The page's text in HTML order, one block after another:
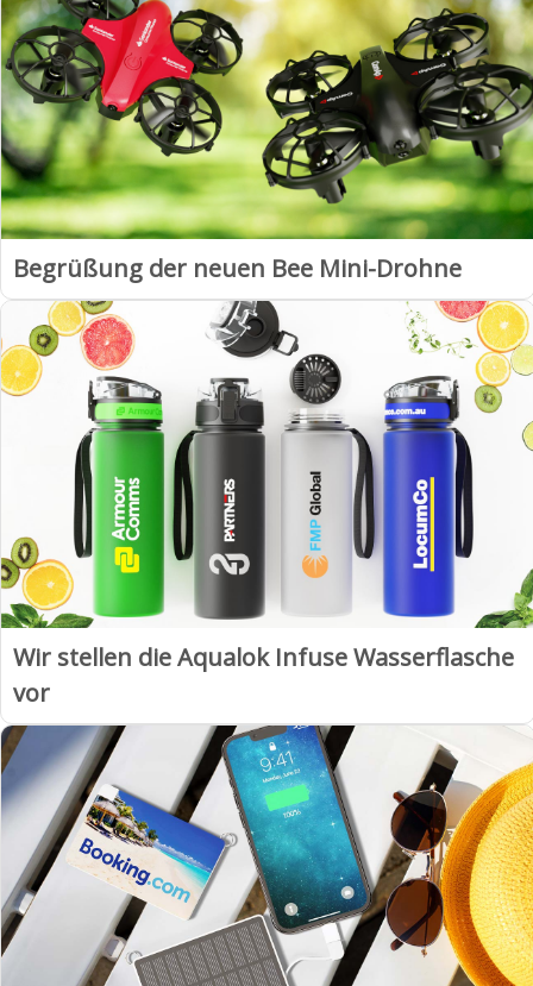
Begrüßung der neuen Bee Mini-Drohne
Wir stellen die Aqualok Infuse Wasserflasche
vor